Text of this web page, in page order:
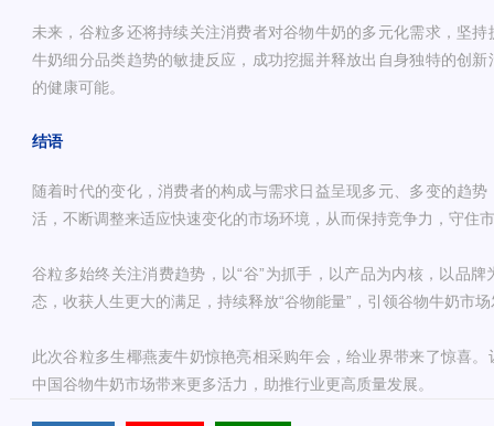
未来，谷粒多还将持续关注消费者对谷物牛奶的多元化需求，坚
牛奶细分品类趋势的敏捷反应，成功挖掘并释放出自身独特的创
的健康可能。
结语
随着时代的变化，消费者的构成与需求日益呈现多元、多变的趋
活，不断调整来适应快速变化的市场环境，从而保持竞争力，守住
谷粒多始终关注消费趋势，以“谷”为抓手，以产品为内核，以品
态，收获人生更大的满足，持续释放“谷物能量”，引领谷物牛奶市
此次谷粒多生椰燕麦牛奶惊艳亮相采购年会，给业界带来了惊喜
中国谷物牛奶市场带来更多活力，助推行业更高质量发展。